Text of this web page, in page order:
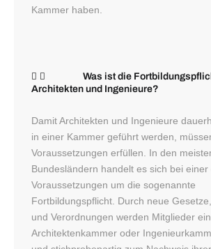
Kammer haben.
Was ist die
Architekten und Ingenieure?
Damit Architekten und Ingenieure
in einer Kammer geführt werden,
Voraussetzungen erfüllen. In den
Bundesländern handelt es sich bei einer
Voraussetzungen um die sogenannte
Fortbildungspflicht. Durch neue
und Verordnungen werden Mitglieder
Architektenkammer oder